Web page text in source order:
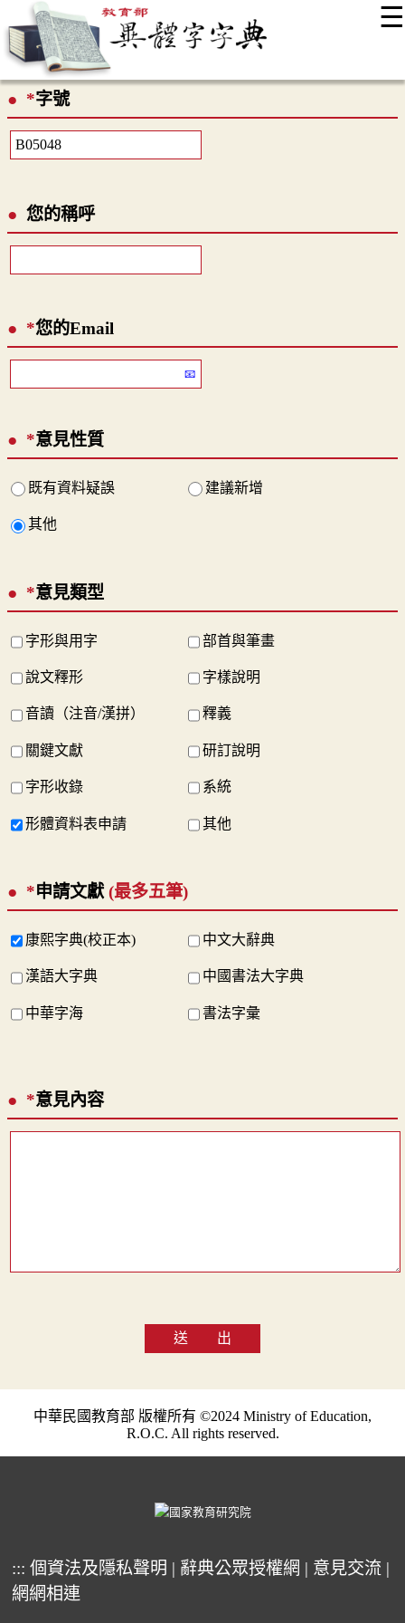
☰
最新消息
*字號
您的稱呼
*您的Email
*意見性質
既有資料疑誤 建議新增
其他
*意見類型
字形與用字 部首與筆畫
說文釋形 字樣說明
音讀（注音/漢拼） 釋義
關鍵文獻 研訂說明
字形收錄 系統
形體資料表申請 其他
*申請文獻(最多五筆)
康熙字典(校正本) 中文大辭典
漢語大字典 中國書法大字典
中華字海 書法字彙
*意見內容
送 出
中華民國教育部 版權所有 ©2024 Ministry of Education,
R.O.C. All rights reserved.
::: 個資法及隱私聲明 | 辭典公眾授權網 | 意見交流 |
網網相連